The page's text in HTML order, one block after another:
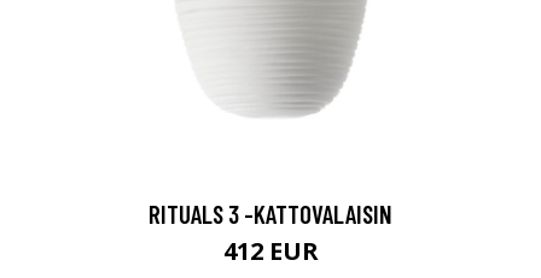
RITUALS 3 -KATTOVALAISIN
412 EUR